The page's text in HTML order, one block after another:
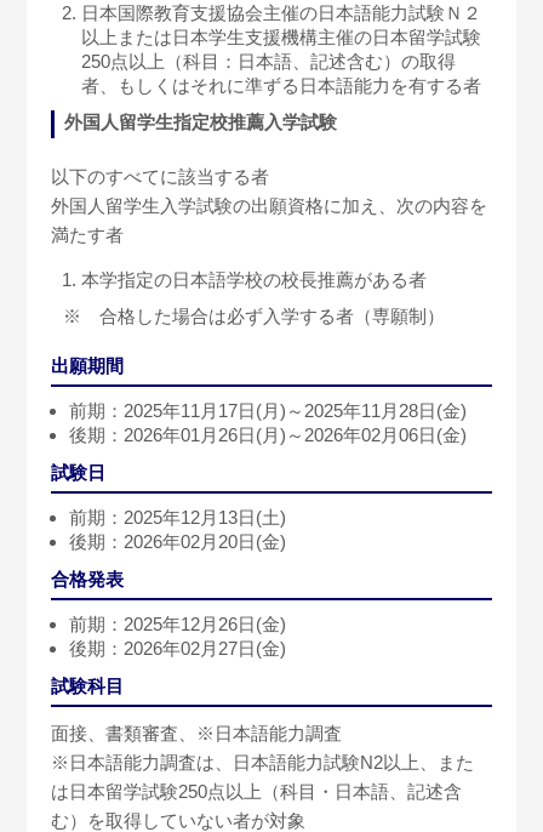
日本国際教育支援協会主催の日本語能力試験Ｎ２
以上または日本学生支援機構主催の日本留学試験
250点以上（科目：日本語、記述含む）の取得
者、もしくはそれに準ずる日本語能力を有する者
外国人留学生指定校推薦入学試験
以下のすべてに該当する者
外国人留学生入学試験の出願資格に加え、次の内容を
満たす者
本学指定の日本語学校の校長推薦がある者
※ 合格した場合は必ず入学する者（専願制）
出願期間
前期：2025年11月17日(月)～2025年11月28日(金)
後期：2026年01月26日(月)～2026年02月06日(金)
試験日
前期：2025年12月13日(土)
後期：2026年02月20日(金)
合格発表
前期：2025年12月26日(金)
後期：2026年02月27日(金)
試験科目
面接、書類審査、※日本語能力調査
※日本語能力調査は、日本語能力試験N2以上、また
は日本留学試験250点以上（科目・日本語、記述含
む）を取得していない者が対象